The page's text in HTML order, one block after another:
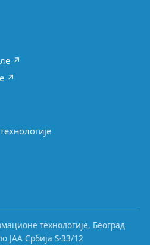
↗
↗
технологије, Београд
ЈАА Србија S-33/12